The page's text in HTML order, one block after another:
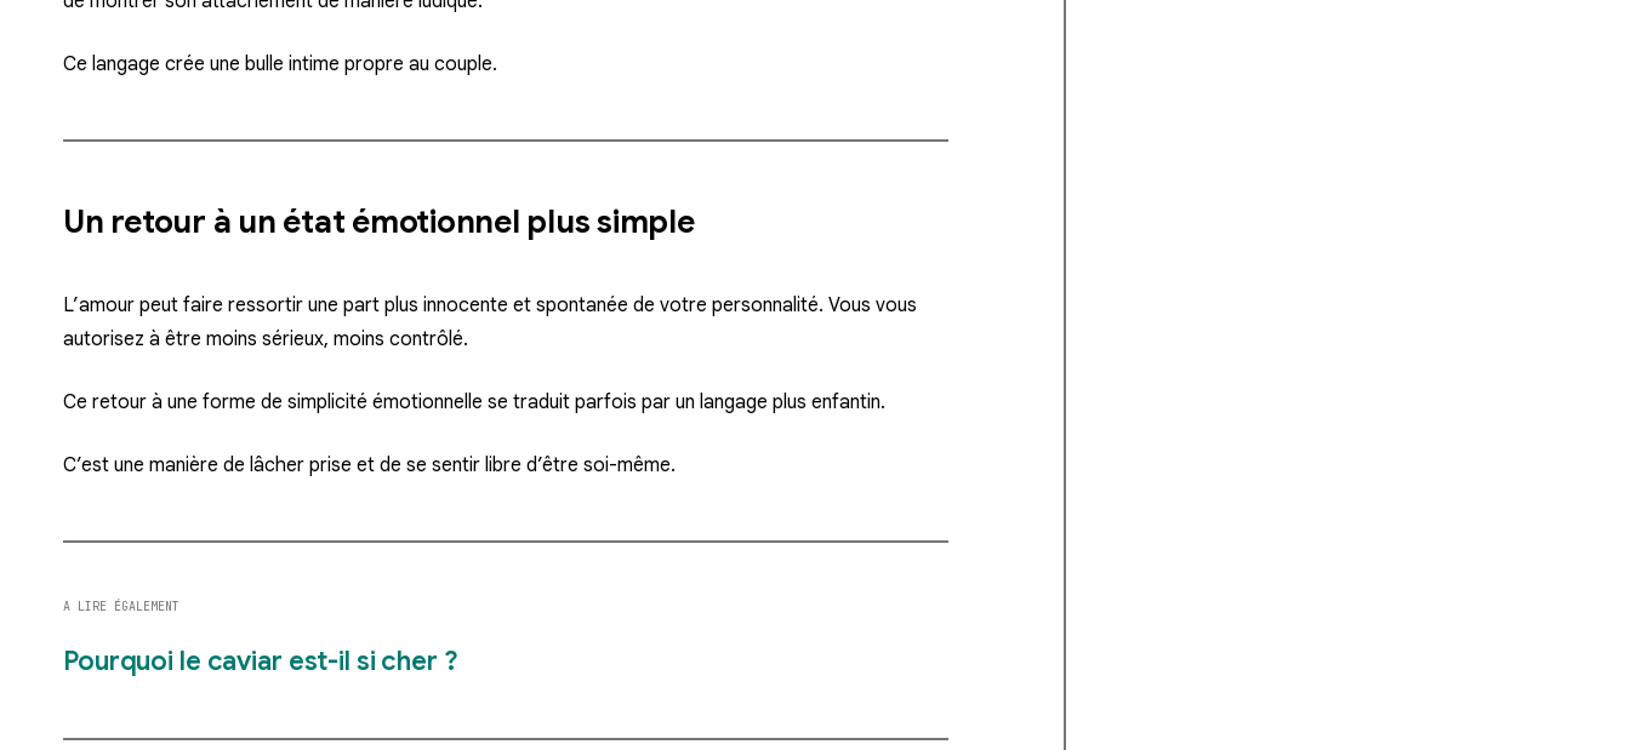
Ce langage crée une bulle intime propre au couple.
Un retour à un état émotionnel plus simple
L’amour peut faire ressortir une part plus innocente et spontanée de votre personnalité. Vous vous
autorisez à être moins sérieux, moins contrôlé.
Ce retour à une forme de simplicité émotionnelle se traduit parfois par un langage plus enfantin.
C’est une manière de lâcher prise et de se sentir libre d’être soi-même.
A LIRE ÉGALEMENT
Pourquoi le caviar est-il si cher ?